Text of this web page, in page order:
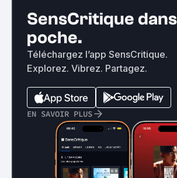
SensCritique
poche.
Téléchargez l’app SensCritique.
Explorez. Vibrez. Partagez.
EN SAVOIR PLUS